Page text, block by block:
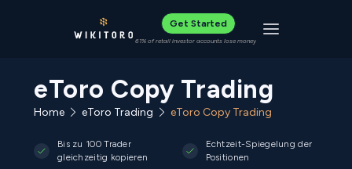
Get Started
61% of retail investor accounts lose money Toggle
eToro Copy Trading
Home eToro Trading eToro Copy Trading
Bis zu 100 Trader
gleichzeitig kopieren
Echtzeit-Spiegelung der
Positionen